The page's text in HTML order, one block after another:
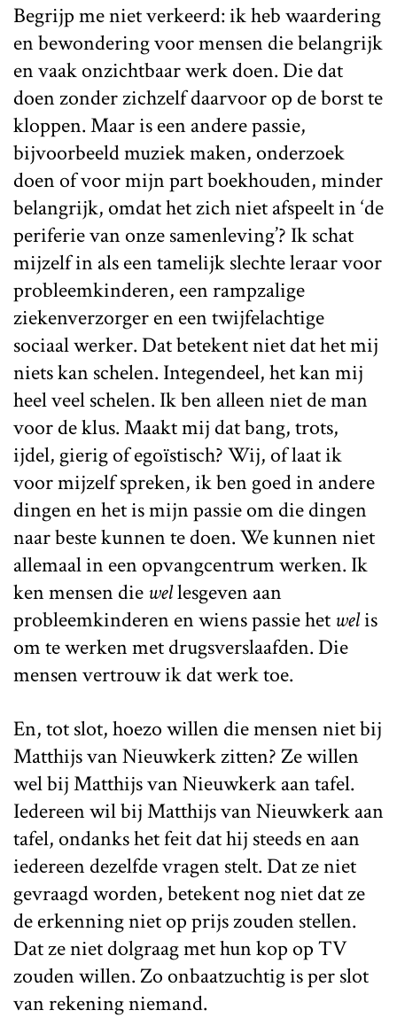
Begrijp me niet verkeerd: ik heb waardering
en bewondering voor mensen die belangrijk
en vaak onzichtbaar werk doen. Die dat
doen zonder zichzelf daarvoor op de borst te
kloppen. Maar is een andere passie,
bijvoorbeeld muziek maken, onderzoek
doen of voor mijn part boekhouden, minder
belangrijk, omdat het zich niet afspeelt in ‘de
periferie van onze samenleving’? Ik schat
mijzelf in als een tamelijk slechte leraar voor
probleemkinderen, een rampzalige
ziekenverzorger en een twijfelachtige
sociaal werker. Dat betekent niet dat het mij
niets kan schelen. Integendeel, het kan mij
heel veel schelen. Ik ben alleen niet de man
voor de klus. Maakt mij dat bang, trots,
ijdel, gierig of egoïstisch? Wij, of laat ik
voor mijzelf spreken, ik ben goed in andere
dingen en het is mijn passie om die dingen
naar beste kunnen te doen. We kunnen niet
allemaal in een opvangcentrum werken. Ik
ken mensen diewellesgeven aan
probleemkinderen en wiens passie hetwelis
om te werken met drugsverslaafden. Die
mensen vertrouw ik dat werk toe.
En, tot slot, hoezo willen die mensen niet bij
Matthijs van Nieuwkerk zitten? Ze willen
wel bij Matthijs van Nieuwkerk aan tafel.
Iedereen wil bij Matthijs van Nieuwkerk aan
tafel, ondanks het feit dat hij steeds en aan
iedereen dezelfde vragen stelt. Dat ze niet
gevraagd worden, betekent nog niet dat ze
de erkenning niet op prijs zouden stellen.
Dat ze niet dolgraag met hun kop op TV
zouden willen. Zo onbaatzuchtig is per slot
van rekening niemand.